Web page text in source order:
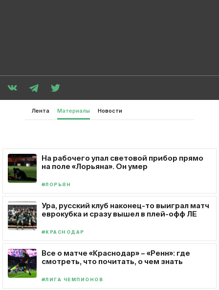
Лента Материалы Новости
На рабочего упал световой прибор прямо
на поле «Лорьяна». Он умер
#ЛОРЬЯН
Ура, русский клуб наконец-то выиграл матч
еврокубка и сразу вышел в плей-офф ЛЕ
#КРАСНОДАР
Все о матче «Краснодар» – «Ренн»: где
смотреть, что почитать, о чем знать
#ЛИГА ЧЕМПИОНОВ